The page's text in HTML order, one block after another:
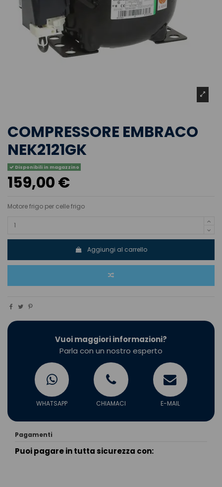
COMPRESSORE EMBRACO
NEK2121GK
Disponibili in magazzino
159,00 €
Motore frigo per celle frigo
Aggiungi al carrello
Vuoi maggiori informazioni?
Parla con un nostro esperto
WHATSAPP CHIAMACI E-MAIL
Pagamenti
Puoi pagare in tutta sicurezza con: